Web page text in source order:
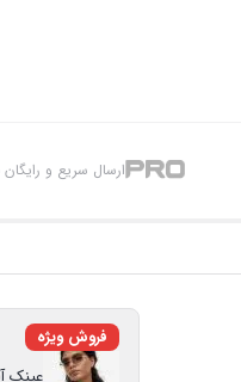
ارسال سریع و رایگان
فروش ویژه
عینک